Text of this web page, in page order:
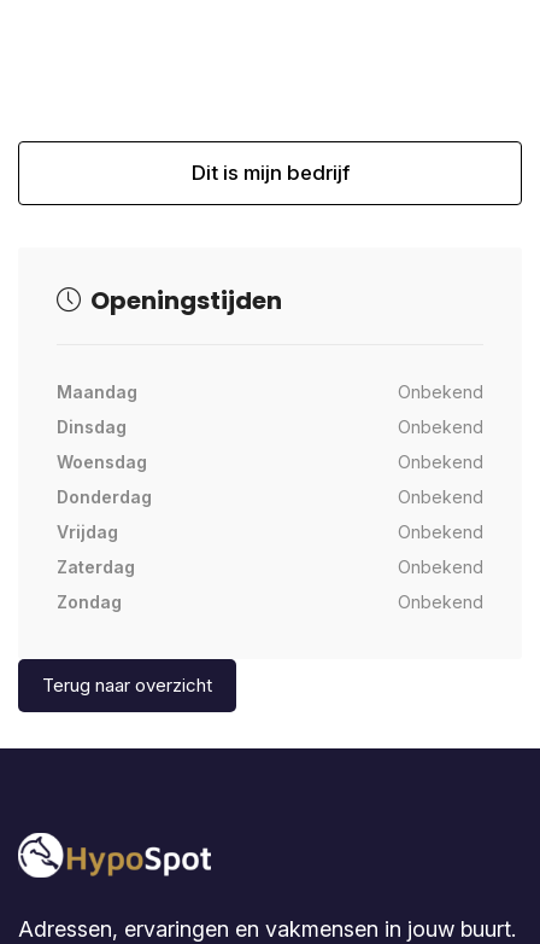
Dit is mijn bedrijf
Openingstijden
Maandag
Onbekend
Dinsdag
Onbekend
Woensdag
Onbekend
Donderdag
Onbekend
Vrijdag
Onbekend
Zaterdag
Onbekend
Zondag
Onbekend
Terug naar overzicht
Adressen, ervaringen en vakmensen in jouw buurt.